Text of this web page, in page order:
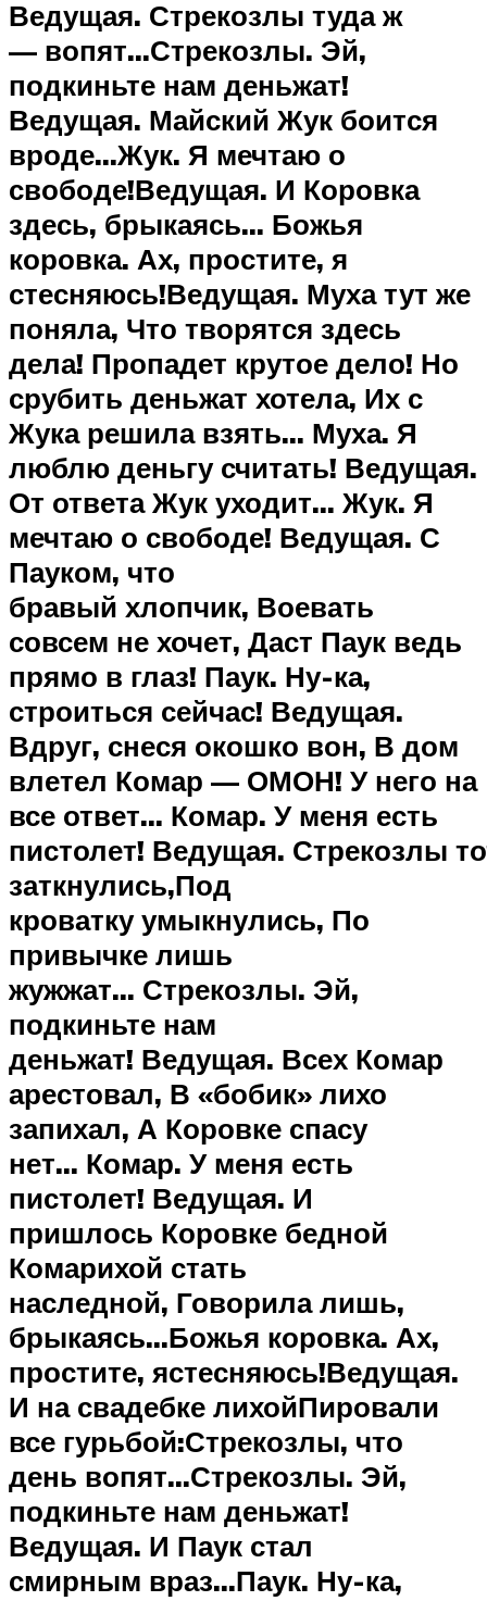
Ведущая. Стрекозлы туда ж
— вопят…Стрекозлы. Эй,
подкиньте нам деньжат!
Ведущая. Майский Жук боится
вроде…Жук. Я мечтаю о
свободе!Ведущая. И Коровка
здесь, брыкаясь… Божья
коровка. Ах, простите, я
стесняюсь!Ведущая. Муха тут же
поняла, Что творятся здесь
дела! Пропадет крутое дело! Но
срубить деньжат хотела, Их с
Жука решила взять… Муха. Я
люблю деньгу считать! Ведущая.
От ответа Жук уходит… Жук. Я
мечтаю о свободе! Ведущая. С
Пауком, что
бравый хлопчик, Воевать
совсем не хочет, Даст Паук ведь
прямо в глаз! Паук. Ну-ка,
строиться сейчас! Ведущая.
Вдруг, снеся окошко вон, В дом
влетел Комар — ОМОН! У него на
все ответ… Комар. У меня есть
пистолет! Ведущая. Стрекозлы
заткнулись,Под
кроватку умыкнулись, По
привычке лишь
жужжат… Стрекозлы. Эй,
подкиньте нам
деньжат! Ведущая. Всех Комар
арестовал, В «бобик» лихо
запихал, А Коровке спасу
нет… Комар. У меня есть
пистолет! Ведущая. И
пришлось Коровке бедной
Комарихой стать
наследной, Говорила лишь,
брыкаясь…Божья коровка. Ах,
простите, ястесняюсь!Ведущая.
И на свадебке лихойПировали
все гурьбой:Стрекозлы, что
день вопят…Стрекозлы. Эй,
подкиньте нам деньжат!
Ведущая. И Паук стал
смирным враз…Паук. Ну-ка,